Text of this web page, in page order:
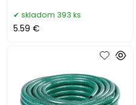
skladom 393 ks
5.59 €